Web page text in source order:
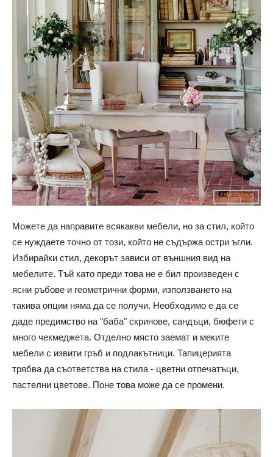
Можете да направите всякакви мебели, но за стил, който
се нуждаете точно от този, който не съдържа остри ъгли.
Избирайки стил, декорът зависи от външния вид на
мебелите. Тъй като преди това не е бил произведен с
ясни ръбове и геометрични форми, използването на
такива опции няма да се получи. Необходимо е да се
даде предимство на "баба" скринове, сандъци, бюфети с
много чекмеджета. Отделно място заемат и меките
мебели с извити гръб и подлакътници. Тапицерията
трябва да съответства на стила - цветни отпечатъци,
пастелни цветове. Поне това може да се промени.